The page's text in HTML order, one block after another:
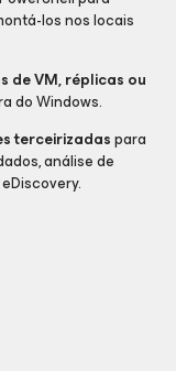
los nos locais
de VM, réplicas ou
do Windows.
terceirizadaspara
análise de